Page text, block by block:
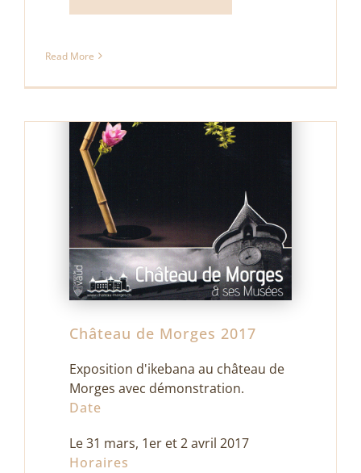
Read More
Château de Morges 2017
Exposition d'ikebana au château de
Morges avec démonstration.
Date
Le 31 mars, 1er et 2 avril 2017
Horaires
Galerie d’Art au Graal – Fribourg 2016
juillet 8th, 2016 | Exposition